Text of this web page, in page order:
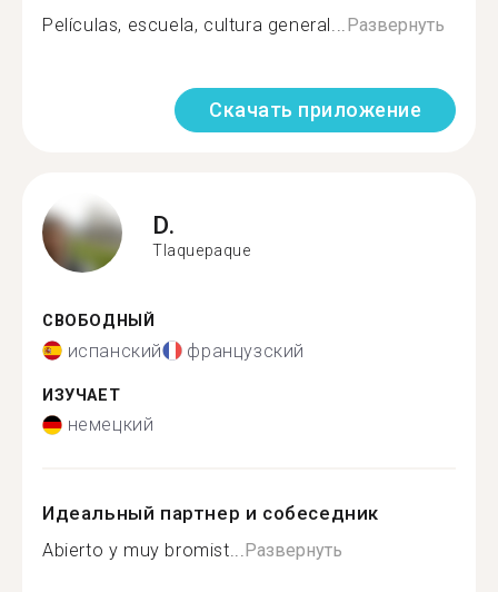
Películas, escuela, cultura general...Развернуть
Скачать приложение
D.
Tlaquepaque
СВОБОДНЫЙ
испанский французский
ИЗУЧАЕТ
немецкий
Идеальный партнер и собеседник
Abierto y muy bromist...Развернуть